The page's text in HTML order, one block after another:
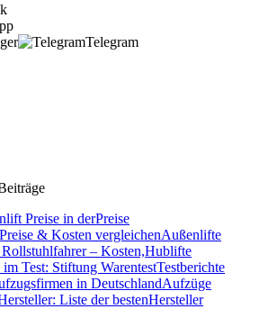
Telegram
Preise
Außenlifte
Hublifte
Testberichte
Aufzüge
Hersteller